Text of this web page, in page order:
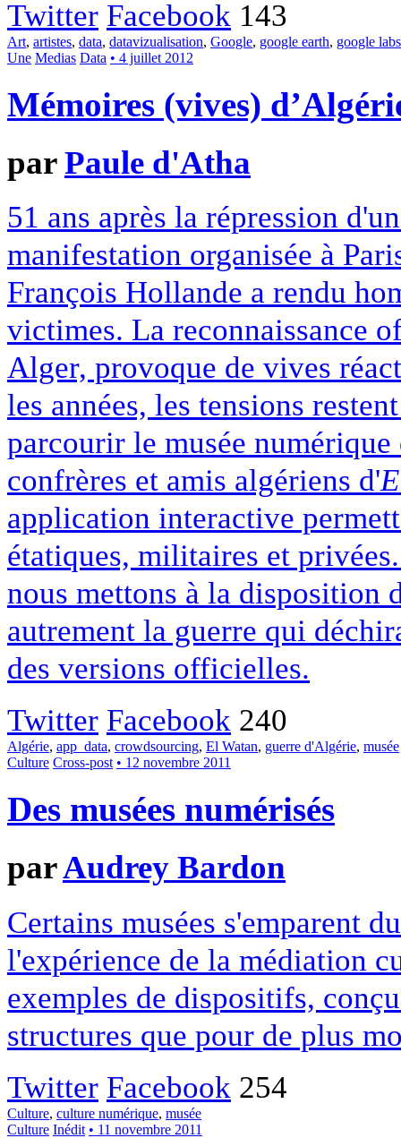
Twitter Facebook 143
Art, artistes, data, datavizualisation, Google, google earth, google labs
Une Medias Data • 4 juillet 2012
Mémoires (vives)
parPaule d'Atha
51 ans après la répression
manifestation organisée à
François Hollande a rendu
victimes. La reconnaissance
Alger, provoque de vives
les années, les tensions
parcourir le musée
confrères et amis algériens d'
application interactive
étatiques, militaires et
nous mettons à la disposition
autrement la guerre qui
des versions officielles.
Twitter Facebook 240
Algérie, app_data, crowdsourcing, El Watan, guerre d'Algérie, musée
Culture Cross-post • 12 novembre 2011
Des musées numérisés
parAudrey Bardon
Certains musées s'emparent
l'expérience de la médiation
exemples de dispositifs,
structures que pour de plus
Twitter Facebook 254
Culture, culture numérique, musée
Culture Inédit • 11 novembre 2011